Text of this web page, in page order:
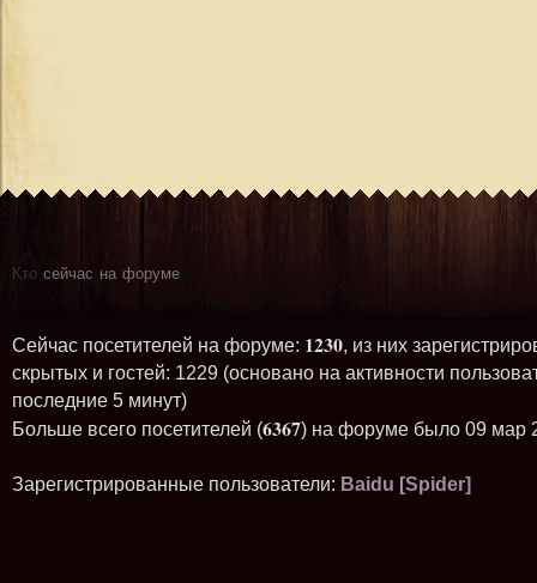
Кто сейчас на форуме
Сейчас посетителей на форуме: 1230, из них
скрытых и гостей: 1229 (основано на активности
последние 5 минут)
Больше всего посетителей (6367) на форуме было 09 мар
Зарегистрированные пользователи: Baidu [Spider]